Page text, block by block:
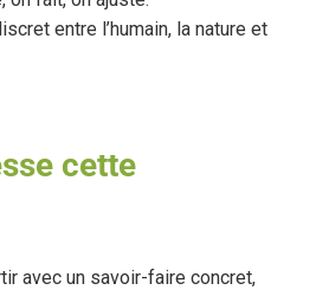
entre l’humain, la nature et
cette
avec un savoir-faire concret,